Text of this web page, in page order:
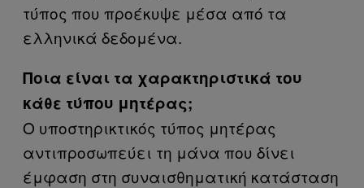
τύπος που προέκυψε μέσα από τα
ελληνικά δεδομένα.
Ποια είναι τα χαρακτηριστικά του
κάθε τύπου μητέρας;
Ο υποστηρικτικός τύπος μητέρας
αντιπροσωπεύει τη μάνα που δίνει
έμφαση στη συναισθηματική κατάσταση